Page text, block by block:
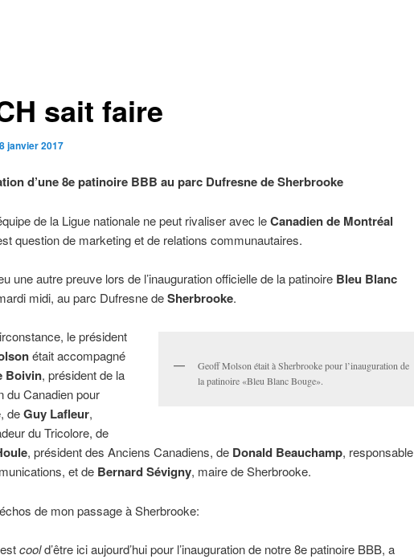
sait faire
janvier 2017
d’une 8e patinoire BBB au parc Dufresne de Sherbrooke
de la Ligue nationale ne peut rivaliser avec leCanadien de Montréal
question de marketing et de relations communautaires.
une autre preuve lors de l’inauguration officielle de la patinoire Bleu Blanc
midi, au parc Dufresne deSherbrooke.
Geoff Molson était à Sherbrooke pour l’inauguration de
la patinoire «Bleu Blanc Bouge».
le président
était accompagné
Boivin, président de la
du Canadien pour
deGuy Lafleur,
du Tricolore, de
, président des Anciens Canadiens, de Donald Beauchamp, responsable
et de Bernard Sévigny, maire de Sherbrooke.
de mon passage à Sherbrooke:
coold’être ici aujourd’hui pour l’inauguration de notre 8e patinoire BBB, a